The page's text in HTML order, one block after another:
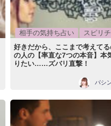
相手の気持ち占い
スピリ
好きだから、ここまで考えて
の人の【率直な7つの本音】本
りたい……ズバリ直撃！
パシ